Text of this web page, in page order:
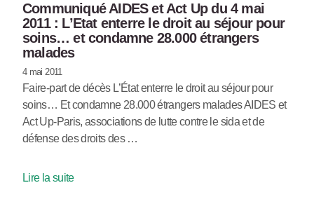
Communiqué AIDES et Act Up du 4 mai
2011 : L’Etat enterre le droit au séjour pour
soins… et condamne 28.000 étrangers
malades
4 mai 2011
Faire-part de décès L’État enterre le droit au séjour pour
soins… Et condamne 28.000 étrangers malades AIDES et
Act Up-Paris, associations de lutte contre le sida et de
défense des droits des …
Lire la suite